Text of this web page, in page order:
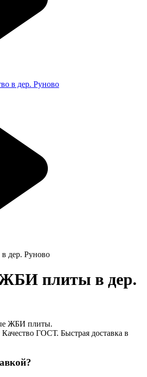
в дер. Руново
дер. Руново
плиты в дер.
ЖБИ плиты.
ГОСТ. Быстрая доставка в